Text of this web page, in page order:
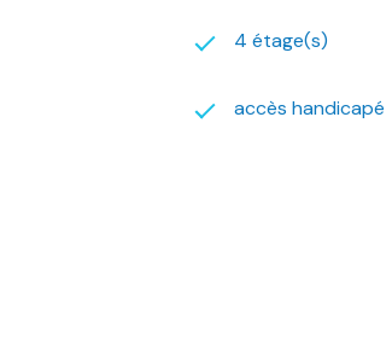
4 étage(s)
accès handicapé